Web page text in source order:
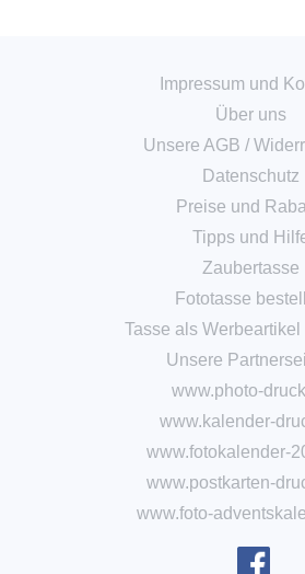
Impressum und
Über uns
Unsere AGB /
Datenschutz
Preise und
Tipps und
Zaubertasse
Fototasse
Tasse als
Unsere
www.photo-
www.kalender-
www.fotokalender-
www.postkarten-
www.foto-